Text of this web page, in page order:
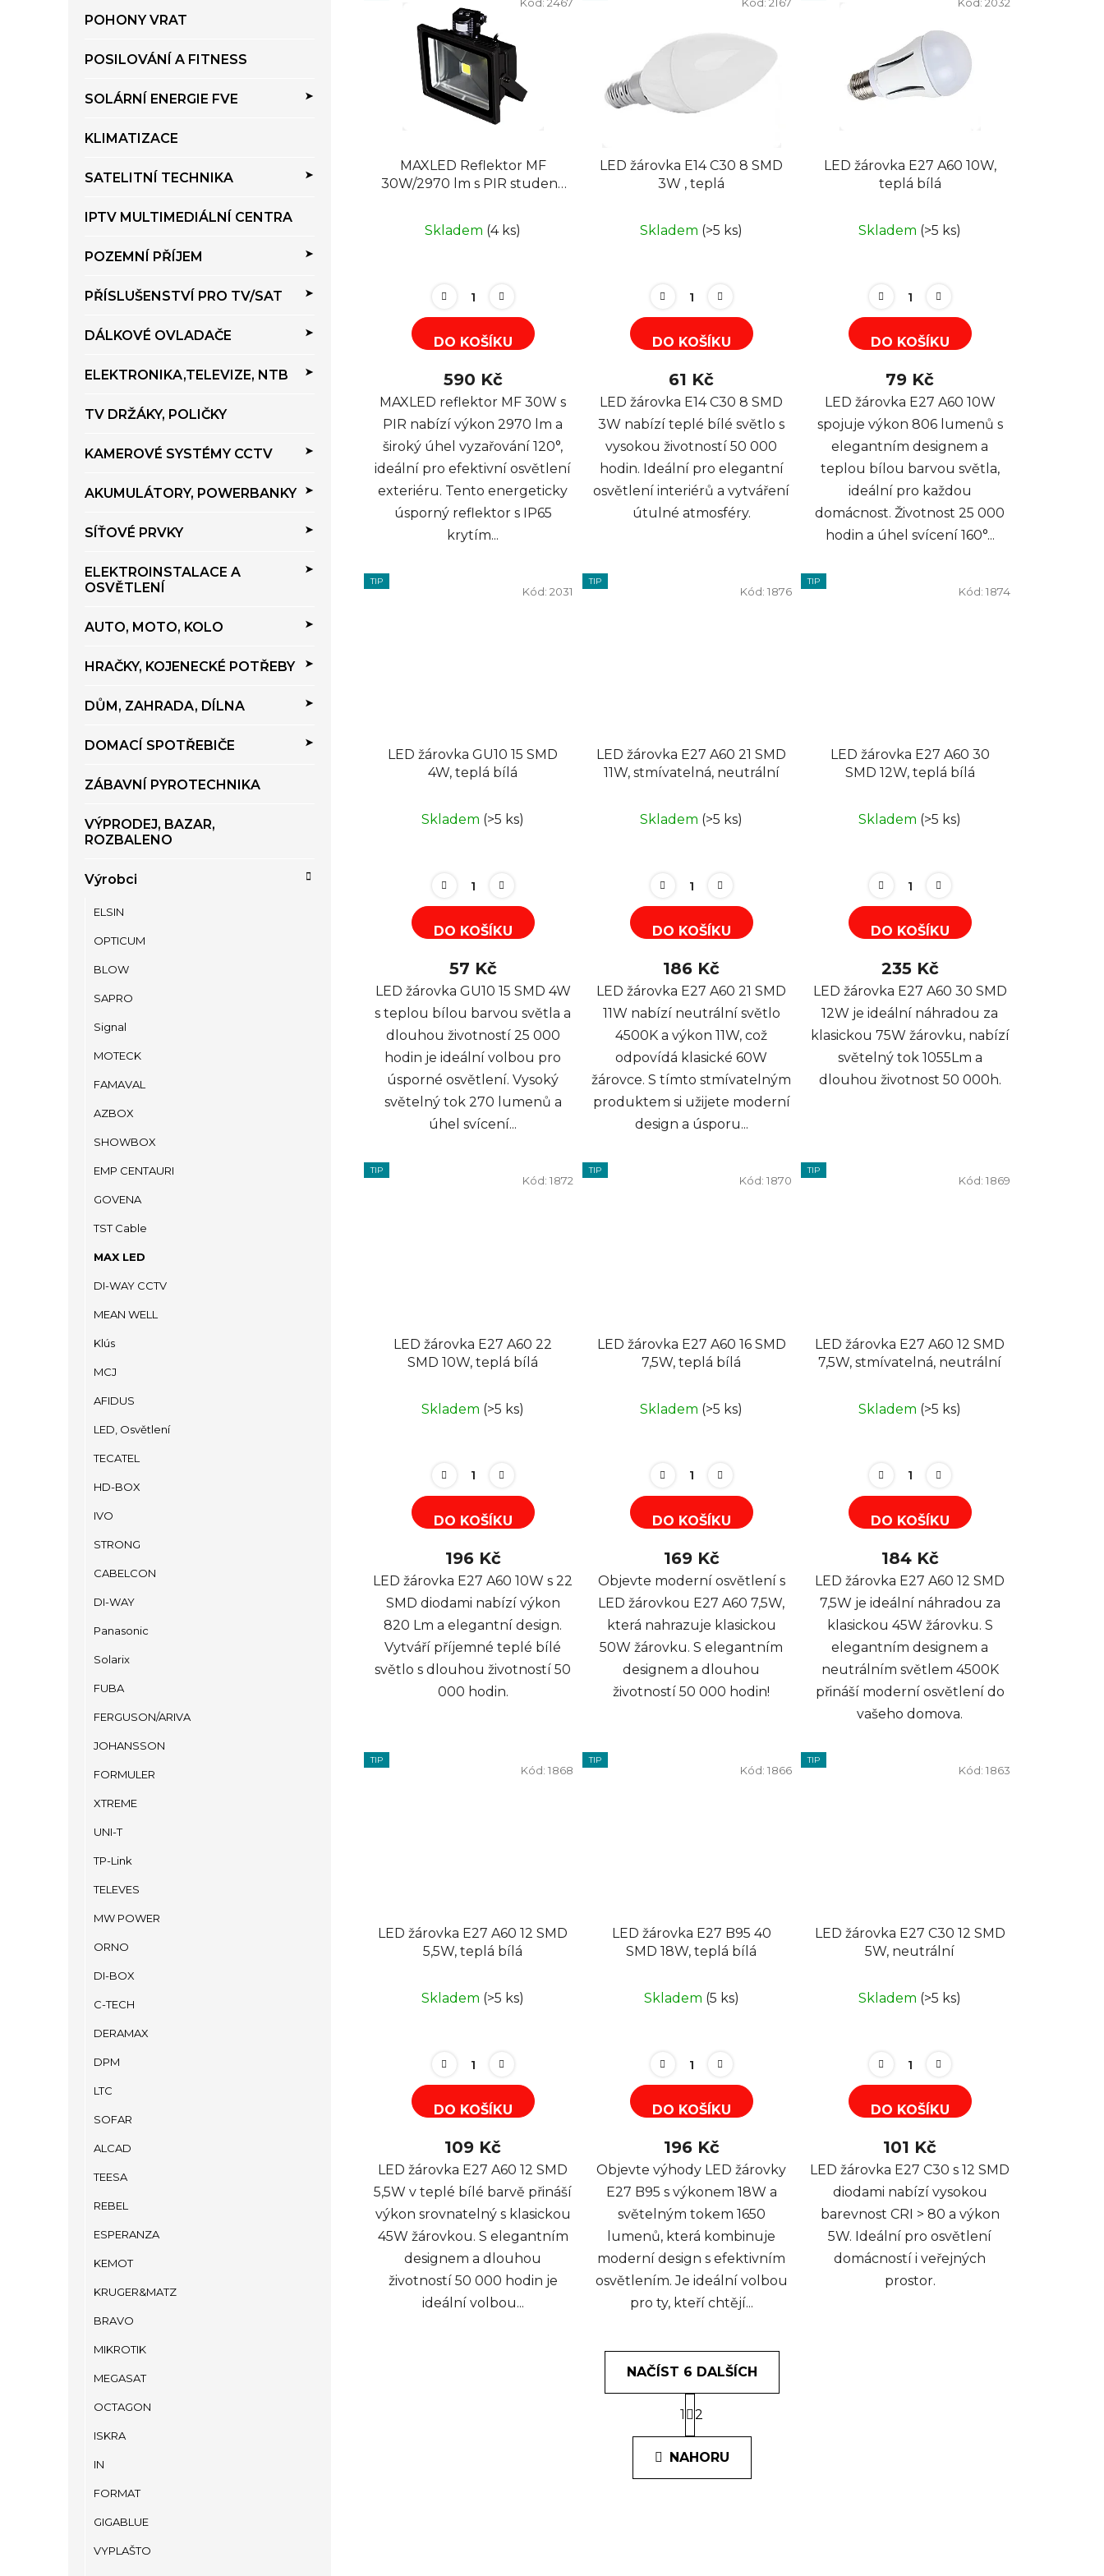
POHONY VRAT
POSILOVÁNÍ A FITNESS
SOLÁRNÍ ENERGIE FVE
KLIMATIZACE
SATELITNÍ TECHNIKA
IPTV MULTIMEDIÁLNÍ CENTRA
POZEMNÍ PŘÍJEM
PŘÍSLUŠENSTVÍ PRO TV/SAT
DÁLKOVÉ OVLADAČE
ELEKTRONIKA,TELEVIZE, NTB
TV DRŽÁKY, POLIČKY
KAMEROVÉ SYSTÉMY CCTV
AKUMULÁTORY, POWERBANKY
SÍŤOVÉ PRVKY
ELEKTROINSTALACE A
OSVĚTLENÍ
AUTO, MOTO, KOLO
HRAČKY, KOJENECKÉ POTŘEBY
DŮM, ZAHRADA, DÍLNA
DOMACÍ SPOTŘEBIČE
ZÁBAVNÍ PYROTECHNIKA
VÝPRODEJ, BAZAR,
ROZBALENO
Výrobci
ELSIN
OPTICUM
BLOW
SAPRO
Signal
MOTECK
FAMAVAL
AZBOX
SHOWBOX
EMP CENTAURI
GOVENA
TST Cable
MAX LED
DI-WAY CCTV
MEAN WELL
Klús
MCJ
AFIDUS
LED, Osvětlení
TECATEL
HD-BOX
IVO
STRONG
CABELCON
DI-WAY
Panasonic
Solarix
FUBA
FERGUSON/ARIVA
JOHANSSON
FORMULER
XTREME
UNI-T
TP-Link
TELEVES
MW POWER
ORNO
DI-BOX
C-TECH
DERAMAX
DPM
LTC
SOFAR
ALCAD
TEESA
REBEL
ESPERANZA
KEMOT
KRUGER&MATZ
BRAVO
MIKROTIK
MEGASAT
OCTAGON
ISKRA
IN
FORMAT
GIGABLUE
VYPLAŠTO
n
k
ý
MAXLED Reflektor MF
30W/2970 lm s PIR studený
Skladem (4 ks)
DO KOŠÍKU
590 Kč
MAXLED reflektor MF 30W s
PIR nabízí výkon 2970 lm a
široký úhel vyzařování 120°,
ideální pro efektivní osvětlení
exteriéru. Tento energeticky
úsporný reflektor s IP65
krytím...
LED žárovka E14 C30 8 SMD
3W , teplá
Skladem (>5 ks)
DO KOŠÍKU
61 Kč
LED žárovka E14 C30 8 SMD
3W nabízí teplé bílé světlo s
vysokou životností 50 000
hodin. Ideální pro elegantní
osvětlení interiérů a vytváření
útulné atmosféry.
LED žárovka E27 A60 10W,
teplá bílá
Skladem (>5 ks)
DO KOŠÍKU
79 Kč
LED žárovka E27 A60 10W
spojuje výkon 806 lumenů s
elegantním designem a
teplou bílou barvou světla,
ideální pro každou
domácnost. Životnost 25 000
hodin a úhel svícení 160°...
TIP
LED žárovka GU10 15 SMD
4W, teplá bílá
Skladem (>5 ks)
DO KOŠÍKU
57 Kč
LED žárovka GU10 15 SMD 4W
s teplou bílou barvou světla a
dlouhou životností 25 000
hodin je ideální volbou pro
úsporné osvětlení. Vysoký
světelný tok 270 lumenů a
úhel svícení...
Kód: 2031
TIP
LED žárovka E27 A60 21 SMD
11W, stmívatelná, neutrální
Skladem (>5 ks)
DO KOŠÍKU
186 Kč
LED žárovka E27 A60 21 SMD
11W nabízí neutrální světlo
4500K a výkon 11W, což
odpovídá klasické 60W
žárovce. S tímto stmívatelným
produktem si užijete moderní
design a úsporu...
Kód: 1876
TIP
LED žárovka E27 A60 30
SMD 12W, teplá bílá
Skladem (>5 ks)
DO KOŠÍKU
235 Kč
LED žárovka E27 A60 30 SMD
12W je ideální náhradou za
klasickou 75W žárovku, nabízí
světelný tok 1055Lm a
dlouhou životnost 50 000h.
Kód: 1874
TIP
LED žárovka E27 A60 22
SMD 10W, teplá bílá
Skladem (>5 ks)
DO KOŠÍKU
196 Kč
LED žárovka E27 A60 10W s 22
SMD diodami nabízí výkon
820 Lm a elegantní design.
Vytváří příjemné teplé bílé
světlo s dlouhou životností 50
000 hodin.
Kód: 1872
TIP
LED žárovka E27 A60 16 SMD
7,5W, teplá bílá
Skladem (>5 ks)
DO KOŠÍKU
169 Kč
Objevte moderní osvětlení s
LED žárovkou E27 A60 7,5W,
která nahrazuje klasickou
50W žárovku. S elegantním
designem a dlouhou
životností 50 000 hodin!
Kód: 1870
TIP
LED žárovka E27 A60 12 SMD
7,5W, stmívatelná, neutrální
Skladem (>5 ks)
DO KOŠÍKU
184 Kč
LED žárovka E27 A60 12 SMD
7,5W je ideální náhradou za
klasickou 45W žárovku. S
elegantním designem a
neutrálním světlem 4500K
přináší moderní osvětlení do
vašeho domova.
Kód: 1869
TIP
LED žárovka E27 A60 12 SMD
5,5W, teplá bílá
Skladem (>5 ks)
DO KOŠÍKU
109 Kč
LED žárovka E27 A60 12 SMD
5,5W v teplé bílé barvě přináší
výkon srovnatelný s klasickou
45W žárovkou. S elegantním
designem a dlouhou
životností 50 000 hodin je
ideální volbou...
Kód: 1868
TIP
LED žárovka E27 B95 40
SMD 18W, teplá bílá
Skladem (5 ks)
DO KOŠÍKU
196 Kč
Objevte výhody LED žárovky
E27 B95 s výkonem 18W a
světelným tokem 1650
lumenů, která kombinuje
moderní design s efektivním
osvětlením. Je ideální volbou
pro ty, kteří chtějí...
Kód: 1866
TIP
LED žárovka E27 C30 12 SMD
5W, neutrální
Skladem (>5 ks)
DO KOŠÍKU
101 Kč
LED žárovka E27 C30 s 12 SMD
diodami nabízí vysokou
barevnost CRI > 80 a výkon
5W. Ideální pro osvětlení
domácností i veřejných
prostor.
Kód: 1863
O
v
l
á
NAČÍST 6 DALŠÍCH
S
t
r
n
k
1 2
NAHORU